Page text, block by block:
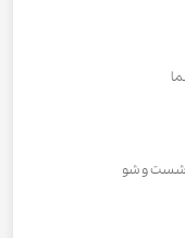
شست و شو